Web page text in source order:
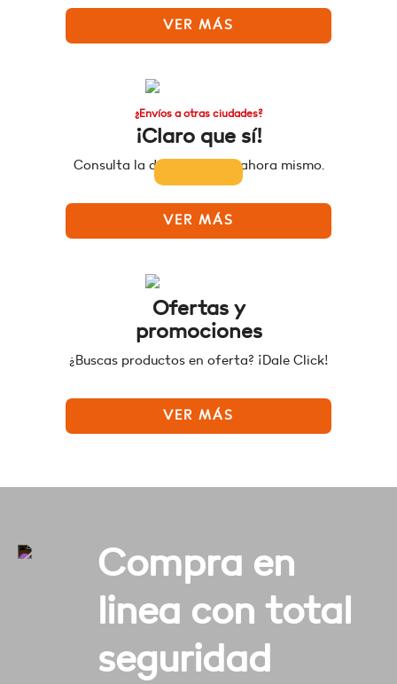
VER MÁS
¿Envíos a otras ciudades?
¡Claro que sí!
Consulta la disponibilidad ahora mismo.
VER MÁS
Ofertas y
promociones
¿Buscas productos en oferta? ¡Dale Click!
VER MÁS
Compra en
linea con total
seguridad